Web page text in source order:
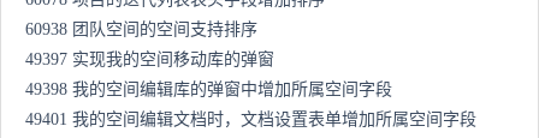
60938 团队空间的空间支持排序
49397 实现我的空间移动库的弹窗
49398 我的空间编辑库的弹窗中增加所属空间字段
49401 我的空间编辑文档时，文档设置表单增加所属空间字段